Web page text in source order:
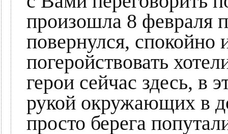
произошла 8 февраля
повернулся,
погеройствовать
герои сейчас здесь, в
рукой окружающих в
просто берега